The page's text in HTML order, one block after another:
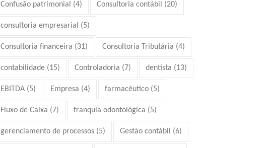
Confusão patrimonial (4) Consultoria contábil (20)
consultoria empresarial (5)
Consultoria financeira (31) Consultoria Tributária (4)
contabilidade (15) Controladoria (7) dentista (13)
EBITDA (5) Empresa (4) farmacêutico (5)
Fluxo de Caixa (7) franquia odontológica (5)
gerenciamento de processos (5) Gestão contábil (6)